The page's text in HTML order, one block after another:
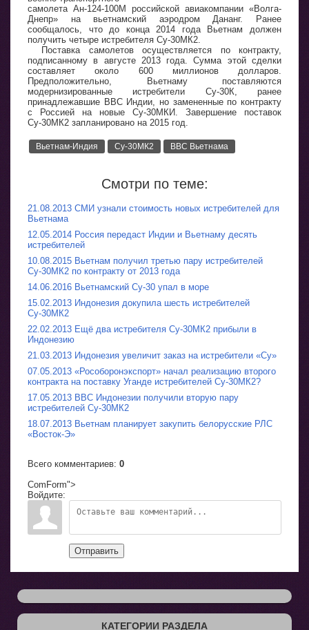
самолета Ан-124-100М российской авиакомпании «Волга-
Днепр» на вьетнамский аэродром Дананг. Ранее
сообщалось, что до конца 2014 года Вьетнам должен
получить четыре истребителя Су-30МК2.
Поставка самолетов осуществляется по контракту,
подписанному в августе 2013 года. Сумма этой сделки
составляет около 600 миллионов долларов.
Предположительно, Вьетнаму поставляются
модернизированные истребители Су-30К, ранее
принадлежавшие ВВС Индии, но замененные по контракту
с Россией на новые Су-30МКИ. Завершение поставок
Су-30МК2 запланировано на 2015 год.
Вьетнам-Индия Су-30МК2 ВВС Вьетнама
Смотри по теме:
21.08.2013 СМИ узнали стоимость новых истребителей для
Вьетнама
12.05.2014 Россия передаст Индии и Вьетнаму десять
истребителей
10.08.2015 Вьетнам получил третью пару истребителей
Су-30МК2 по контракту от 2013 года
14.06.2016 Вьетнамский Су-30 упал в море
15.02.2013 Индонезия докупила шесть истребителей
Су-30МК2
22.02.2013 Ещё два истребителя Су-30МК2 прибыли в
Индонезию
21.03.2013 Индонезия увеличит заказ на истребители «Су»
07.05.2013 «Рособоронэкспорт» начал реализацию второго
контракта на поставку Уганде истребителей Су-30МК2?
17.05.2013 ВВС Индонезии получили вторую пару
истребителей Су-30МК2
18.07.2013 Вьетнам планирует закупить белорусские РЛС
«Восток-Э»
Всего комментариев: 0
ComForm">
Войдите:
Отправить
КАТЕГОРИИ РАЗДЕЛА